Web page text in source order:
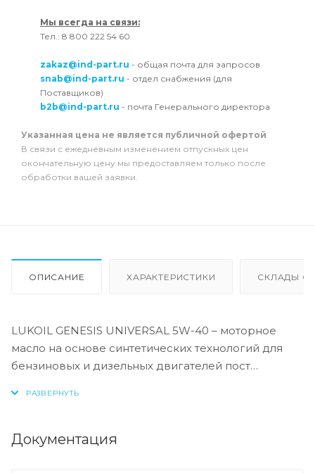
Мы всегда на связи:
Тел.: 8 800 222 54 60
zakaz@ind-part.ru - общая почта для запросов
snab@ind-part.ru - отдел снабжения (для
Поставщиков)
b2b@ind-part.ru - почта Генерального директора
Указанная цена не является публичной офертой
В связи с ежедневным изменением отпускных цен
окончательную цену мы предоставляем только после
обработки вашей заявки.
ОПИСАНИЕ ХАРАКТЕРИСТИКИ СКЛАДЫ
LUKOIL GENESIS UNIVERSAL 5W-40 – моторное
масло на основе синтетических технологий для
бензиновых и дизельных двигателей пост
LUKOIL GENESIS UNIVERSAL 5W-40
Документация